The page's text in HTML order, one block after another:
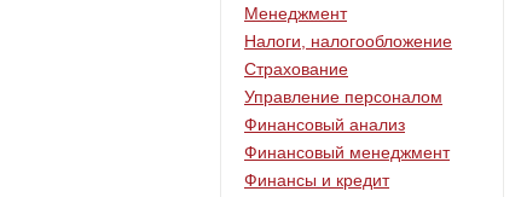
Менеджмент
Налоги, налогообложение
Страхование
Управление персоналом
Финансовый анализ
Финансовый менеджмент
Финансы и кредит